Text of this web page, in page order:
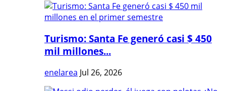
Turismo: Santa Fe generó casi $ 450
mil millones...
enelarea Jul 26, 2026